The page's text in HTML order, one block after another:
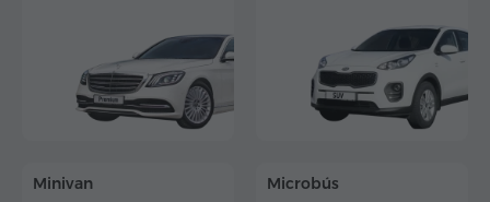
Minivan
Microbús